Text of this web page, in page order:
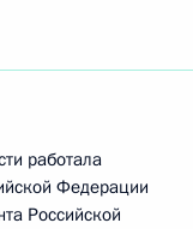
работала
Федерации
Российской